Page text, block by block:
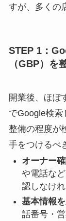
すが、多くの
STEP 1：
（GBP）を
開業後、ほぼ
でGoogle検索
整備の程度が
手をつけるべ
オーナー
や電話な
認しなけ
基本情報
話番号・